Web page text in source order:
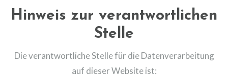
Hinweis zur verantwortlichen
Stelle
Die verantwortliche Stelle für die Datenverarbeitung
auf dieser Website ist: